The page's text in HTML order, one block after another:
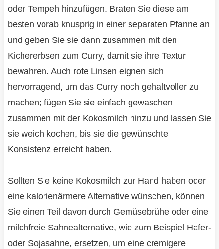
oder Tempeh hinzufügen. Braten Sie diese am
besten vorab knusprig in einer separaten Pfanne an
und geben Sie sie dann zusammen mit den
Kichererbsen zum Curry, damit sie ihre Textur
bewahren. Auch rote Linsen eignen sich
hervorragend, um das Curry noch gehaltvoller zu
machen; fügen Sie sie einfach gewaschen
zusammen mit der Kokosmilch hinzu und lassen Sie
sie weich kochen, bis sie die gewünschte
Konsistenz erreicht haben.
Sollten Sie keine Kokosmilch zur Hand haben oder
eine kalorienärmere Alternative wünschen, können
Sie einen Teil davon durch Gemüsebrühe oder eine
milchfreie Sahnealternative, wie zum Beispiel Hafer-
oder Sojasahne, ersetzen, um eine cremigere